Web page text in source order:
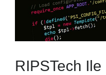
RIPSTech